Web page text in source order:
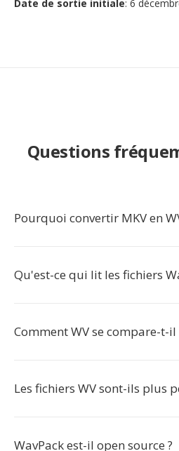
Date de sortie initiale: 6
Questions
Pourquoi convertir MKV en
Qu'est-ce qui lit les fichiers
Comment WV se compare-t-il
Les fichiers WV sont-ils plus
WavPack est-il open source ?